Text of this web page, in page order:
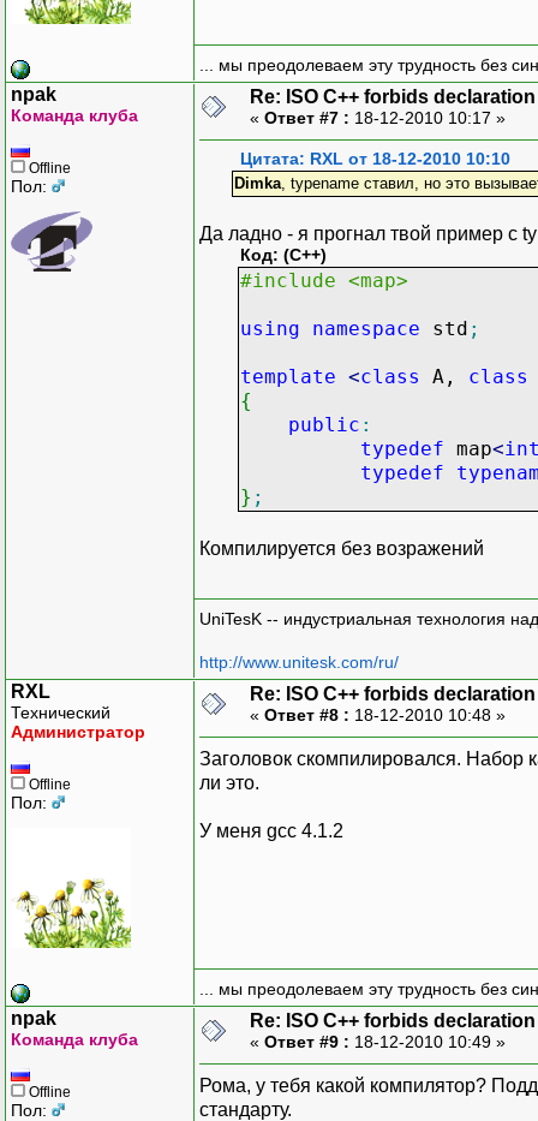
... мы преодолеваем эту трудность без
npak
Команда клуба
Offline
Пол:
Re: ISO C++ forbids declaration
« Ответ #7 : 18-12-2010 10:17 »
Цитата: RXL от 18-12-2010 10:10
Dimka, typename ставил, но это
Да ладно - я прогнал твой пример с
Код: (C++)
#include <map>
using namespace std ;
template <class A, class
{
public :
typedef map<
typedef
} ;
Компилируется без возражений
UniTesK -- индустриальная технология
http://www.unitesk.com/ru/
RXL
Технический
Администратор
Offline
Пол:
Re: ISO C++ forbids declaration
« Ответ #8 : 18-12-2010 10:48 »
Заголовок скомпилировался. Набор
ли это.
У меня gcc 4.1.2
... мы преодолеваем эту трудность без
npak
Команда клуба
Offline
Пол:
Re: ISO C++ forbids declaration
« Ответ #9 : 18-12-2010 10:49 »
Рома, у тебя какой компилятор?
стандарту.